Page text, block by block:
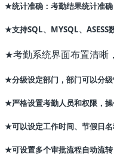
★统计准确：考勤结果统计准确
★支持SQL、MYSQL、ASESS
★考勤系统界面布置清晰
★分级设定部门，部门可以分级
★严格设置考勤人员和权限，
★可以设定工作时间、节假日名
★可设置多个审批流程自动流转